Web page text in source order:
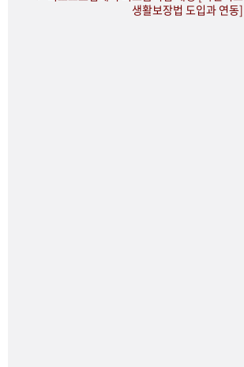
생활보장법 도입과 연동]